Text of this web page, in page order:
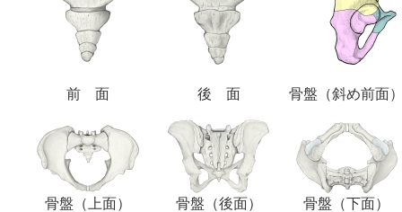
前 面 後 面 骨盤（斜め前面
骨盤（上面） 骨盤（後面） 骨盤（下面）